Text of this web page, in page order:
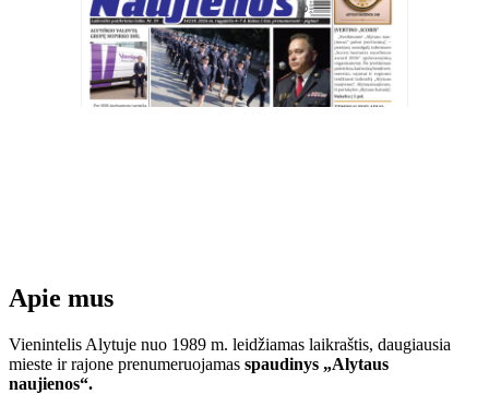
Apie mus
Vienintelis Alytuje nuo 1989 m. leidžiamas laikraštis, daugiausia
mieste ir rajone prenumeruojamas spaudinys „Alytaus
naujienos“.